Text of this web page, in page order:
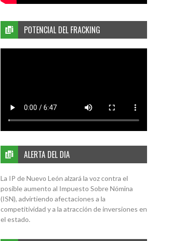
POTENCIAL DEL FRACKING
ALERTA DEL DIA
La IP de Nuevo León alzará la voz contra el
posible aumento al Impuesto Sobre Nómina
(ISN), advirtiendo afectaciones a la
competitividad y a la atracción de inversiones en
el estado.